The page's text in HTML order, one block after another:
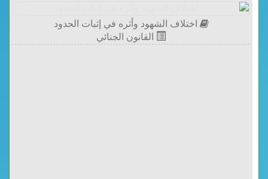
اختلاف الشهود وأثره في إثبات الحدود
القانون الجنائي